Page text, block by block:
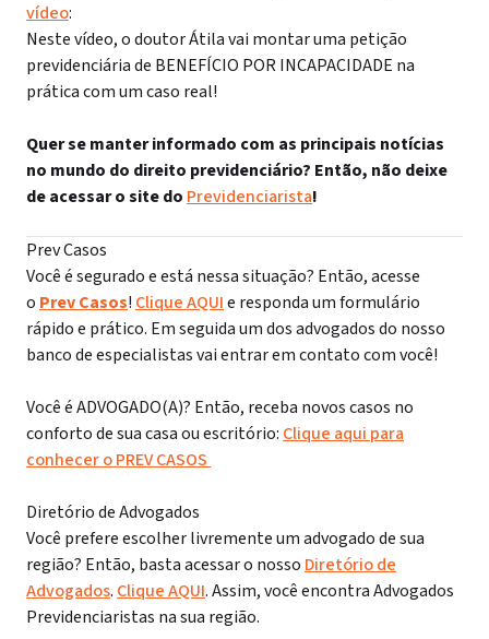
vídeo:
Neste vídeo, o doutor Átila vai montar uma petição
previdenciária de BENEFÍCIO POR INCAPACIDADE na
prática com um caso real!
Quer se manter informado com as principais notícias
no mundo do direito previdenciário? Então, não deixe
de acessar o site do Previdenciarista!
Prev Casos
Você é segurado e está nessa situação? Então, acesse
o Prev Casos! Clique AQUIe responda um formulário
rápido e prático. Em seguida um dos advogados do nosso
banco de especialistas vai entrar em contato com você!
Você é ADVOGADO(A)? Então, receba novos casos no
conforto de sua casa ou escritório: Clique aqui para
conhecer o PREV CASOS
Diretório de Advogados
Você prefere escolher livremente um advogado de sua
região? Então, basta acessar o nosso Diretório de
Advogados. Clique AQUI. Assim, você encontra Advogados
Previdenciaristas na sua região.